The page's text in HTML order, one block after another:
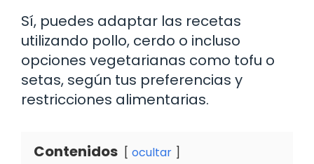
Sí, puedes adaptar las recetas
utilizando pollo, cerdo o incluso
opciones vegetarianas como tofu o
setas, según tus preferencias y
restricciones alimentarias.
Contenidos ocultar